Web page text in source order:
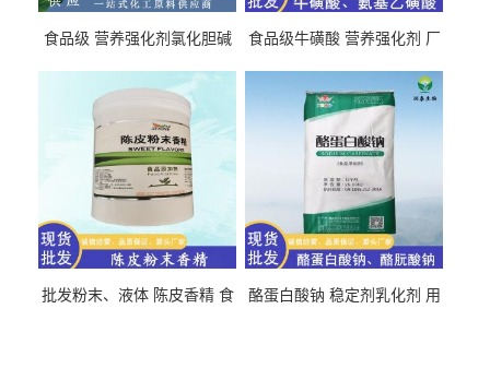
食品级 营养强化剂氯化胆碱
食品级牛磺酸 营养强化剂 厂
批发粉末、液体 陈皮香精 食
酪蛋白酸钠 稳定剂乳化剂 用